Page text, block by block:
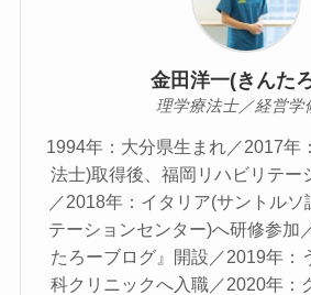
金田洋一(きんた
理学療法士／経営学
1994年：大分県生まれ／2017年
法士)取得後、福岡リハビリテー
／2018年：イタリア(サントルソ
テーションセンター)へ研修参加
たろーブログ』開設／2019年：
科クリニックへ入職／2020年：